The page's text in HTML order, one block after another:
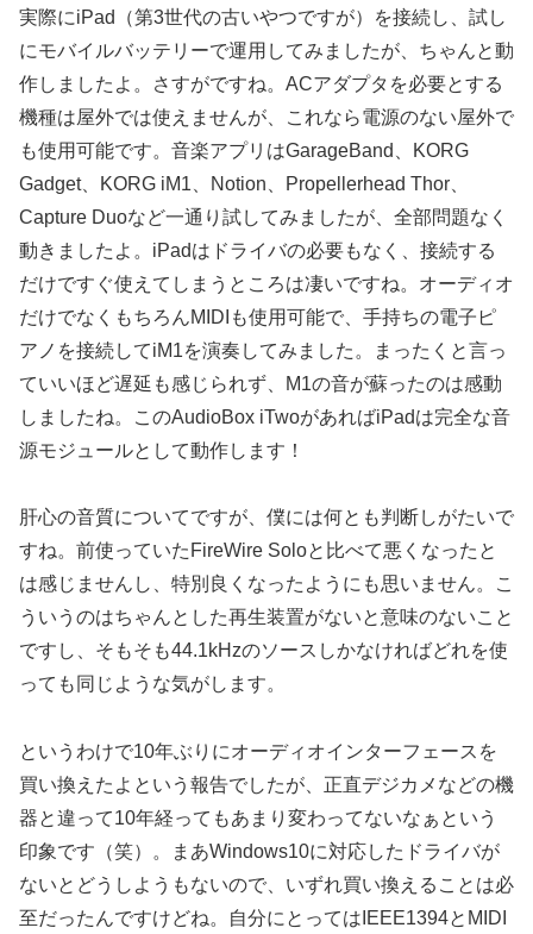
実際にiPad（第3世代の古いやつですが）を接続し、試し
にモバイルバッテリーで運用してみましたが、ちゃんと動
作しましたよ。さすがですね。ACアダプタを必要とする
機種は屋外では使えませんが、これなら電源のない屋外で
も使用可能です。音楽アプリはGarageBand、KORG
Gadget、KORG iM1、Notion、Propellerhead Thor、
Capture Duoなど一通り試してみましたが、全部問題なく
動きましたよ。iPadはドライバの必要もなく、接続する
だけですぐ使えてしまうところは凄いですね。オーディオ
だけでなくもちろんMIDIも使用可能で、手持ちの電子ピ
アノを接続してiM1を演奏してみました。まったくと言っ
ていいほど遅延も感じられず、M1の音が蘇ったのは感動
しましたね。このAudioBox iTwoがあればiPadは完全な音
源モジュールとして動作します！
肝心の音質についてですが、僕には何とも判断しがたいで
すね。前使っていたFireWire Soloと比べて悪くなったと
は感じませんし、特別良くなったようにも思いません。こ
ういうのはちゃんとした再生装置がないと意味のないこと
ですし、そもそも44.1kHzのソースしかなければどれを使
っても同じような気がします。
というわけで10年ぶりにオーディオインターフェースを
買い換えたよという報告でしたが、正直デジカメなどの機
器と違って10年経ってもあまり変わってないなぁという
印象です（笑）。まあWindows10に対応したドライバが
ないとどうしようもないので、いずれ買い換えることは必
至だったんですけどね。自分にとってはIEEE1394とMIDI